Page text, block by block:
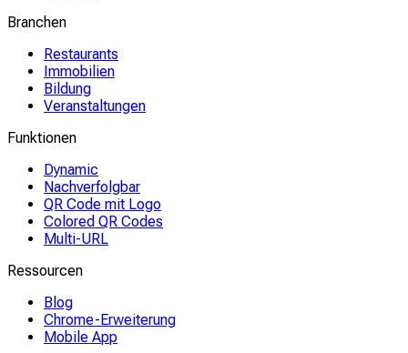
Branchen
Restaurants
Immobilien
Bildung
Veranstaltungen
Funktionen
Dynamic
Nachverfolgbar
QR Code mit Logo
Colored QR Codes
Multi-URL
Ressourcen
Blog
Chrome-Erweiterung
Mobile App